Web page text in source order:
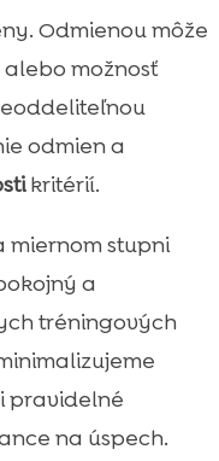
Odmienou môže
možnosť
odmien a
kritérií.
miernom stupni
a
tréningových
pravidelné
na úspech.